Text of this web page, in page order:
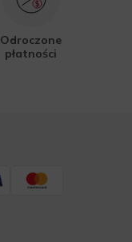
Odroczone
płatności